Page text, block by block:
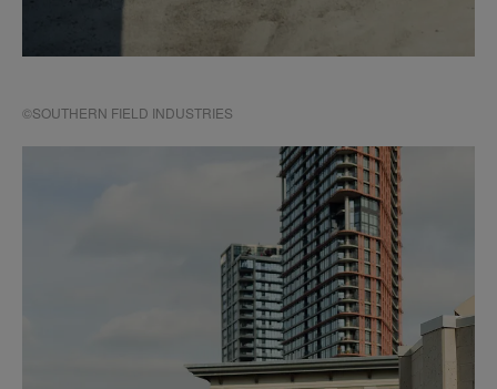
©SOUTHERN FIELD INDUSTRIES